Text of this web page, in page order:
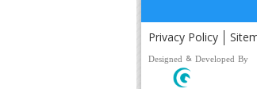
Privacy Policy
Designed & Developed By